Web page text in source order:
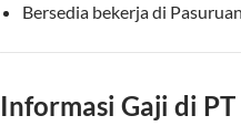
Bersedia bekerja di
Informasi Gaji di